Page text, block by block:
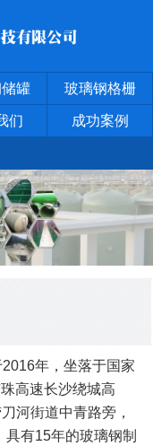
罐 玻璃钢格栅
们 成功案例
年，坐落于国家
高速长沙绕城高
河街道中青路旁，
有15年的玻璃钢制